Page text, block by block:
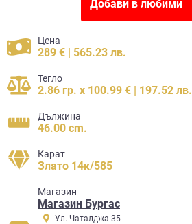
Добави в любими
Цена
289 € | 565.23 лв.
Тегло
2.86 гр. x 100.99 € | 197.52 лв.
Дължина
46.00 cm.
Карат
Злато 14к/585
Mагазин
Магазин Бургас
Ул. Чаталджа 35